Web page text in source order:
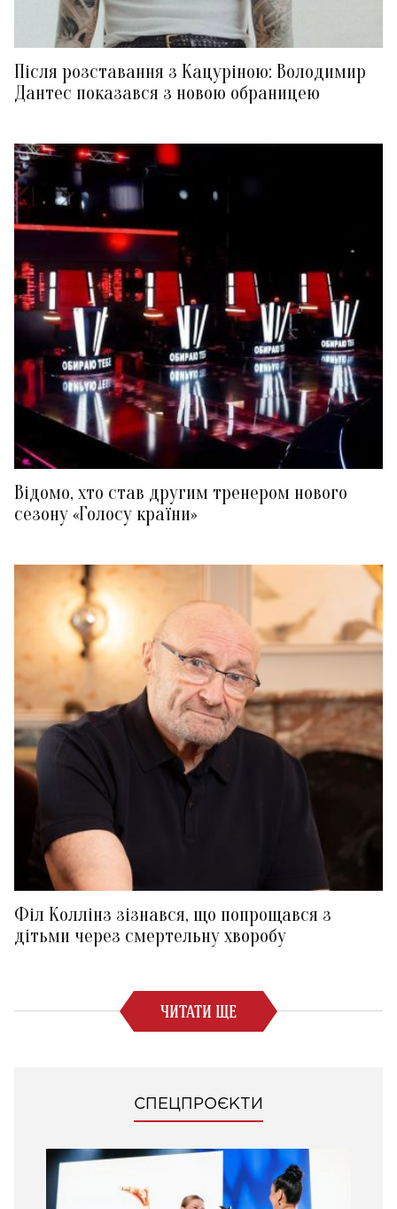
Після розставання з Кацуріною: Володимир
Дантес показався з новою обраницею
Відомо, хто став другим тренером нового
сезону «Голосу країни»
Філ Коллінз зізнався, що попрощався з
дітьми через смертельну хворобу
ЧИТАТИ ЩЕ
СПЕЦПРОЄКТИ